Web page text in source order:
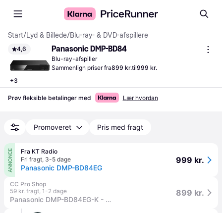
Start/Lyd & Billede/Blu-ray- & DVD-afspillere
4,6
+3
Panasonic DMP-BD84
Blu-ray-afspiller
Sammenlign priser fra899 kr.til999 kr.
Prøv fleksible betalinger med Lær hvordan
Promoveret Pris med fragt
ANNONCE
Fra KT Radio
Fri fragt, 3-5 dage
Panasonic DMP-BD84EG
999 kr.
CC Pro Shop
59 kr. fragt, 1-2 dage
Panasonic DMP-BD84EG-K - Blu-ray afspillere
899 kr.